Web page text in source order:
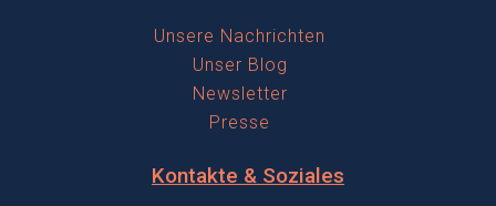
Unsere Nachrichten
Unser Blog
Newsletter
Presse
Kontakte & Soziales